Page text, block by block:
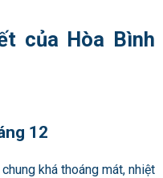
của Hòa Bình
12
khá thoáng mát, nhiệt